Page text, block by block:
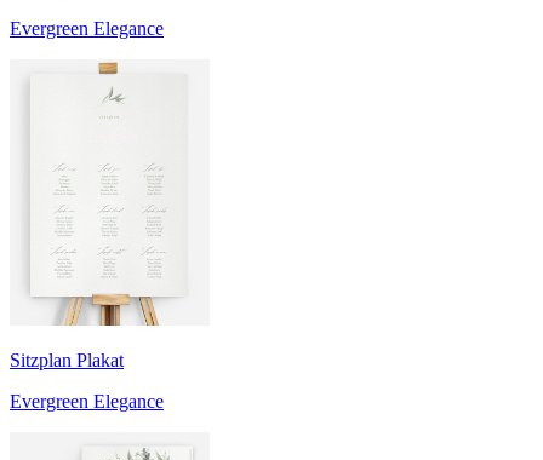
Evergreen Elegance
Sitzplan Plakat
Evergreen Elegance